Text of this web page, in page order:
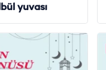
yuvası